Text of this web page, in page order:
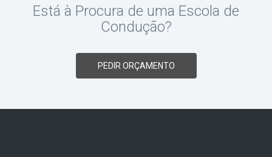
Está à Procura de uma Escola de
Condução?
PEDIR ORÇAMENTO